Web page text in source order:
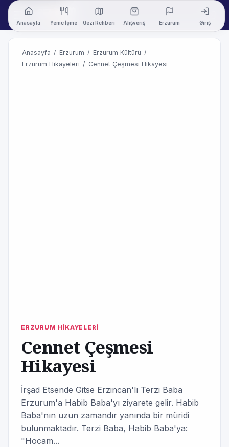
Anasayfa Yeme İçme Gezi Rehberi Alışveriş Erzurum Giriş
Anasayfa / Erzurum / Erzurum Kültürü /
Erzurum Hikayeleri / Cennet Çeşmesi Hikayesi
ERZURUM HİKAYELERİ
Cennet Çeşmesi
Hikayesi
İrşad Etsende Gitse Erzincan'lı Terzi Baba
Erzurum'a Habib Baba'yı ziyarete gelir. Habib
Baba'nın uzun zamandır yanında bir müridi
bulunmaktadır. Terzi Baba, Habib Baba'ya:
"Hocam...